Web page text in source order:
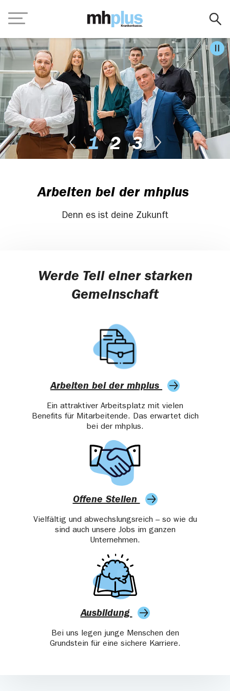
Navigation
Vorheriger Slide
1 2 3
Nächster Slide
Arbeiten bei der mhplus
Denn es ist deine Zukunft
Werde Teil einer starken
Gemeinschaft
Arbeiten bei der mhplus
Ein attraktiver Arbeitsplatz mit vielen
Benefits für Mitarbeitende. Das erwartet dich
bei der mhplus.
Offene Stellen
Vielfältig und abwechslungsreich – so wie du
sind auch unsere Jobs im ganzen
Unternehmen.
Ausbildung
Bei uns legen junge Menschen den
Grundstein für eine sichere Karriere.